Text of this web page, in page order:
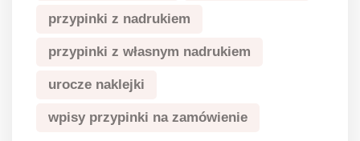
przypinki z nadrukiem
przypinki z własnym nadrukiem
urocze naklejki
wpisy przypinki na zamówienie